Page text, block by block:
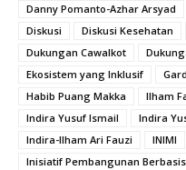
Danny Pomanto-Azhar Arsyad
Diskusi
Diskusi Kesehatan
Dukungan Cawalkot
Ekosistem yang Inklusif
Habib Puang Makka
Ilham
Indira Yusuf Ismail
Indira
Indira-Ilham Ari Fauzi
INIMI
Inisiatif Pembangunan